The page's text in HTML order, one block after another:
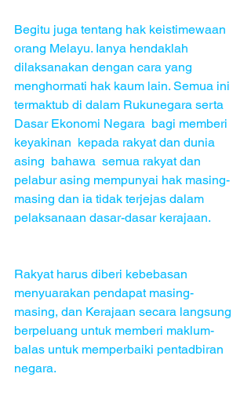
Begitu juga tentang hak keistimewaan
orang Melayu. Ianya hendaklah
dilaksanakan dengan cara yang
menghormati hak kaum lain. Semua ini
termaktub di dalam Rukunegara serta
Dasar Ekonomi Negara  bagi memberi
keyakinan  kepada rakyat dan dunia
asing  bahawa  semua rakyat dan
pelabur asing mempunyai hak masing-
masing dan ia tidak terjejas dalam
pelaksanaan dasar-dasar kerajaan.
Rakyat harus diberi kebebasan
menyuarakan pendapat masing-
masing, dan Kerajaan secara langsung
berpeluang untuk memberi maklum-
balas untuk memperbaiki pentadbiran
negara.